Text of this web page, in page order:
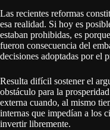
Las recientes reformas
esa realidad. Si hoy es
estaban prohibidas, es
fueron consecuencia del
decisiones adoptadas por el
Resulta difícil sostener el
obstáculo para la
externa cuando, al mismo
internas que impedían a los
invertir libremente.